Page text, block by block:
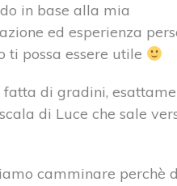
in base alla mia
ed esperienza
ti possa essere utile
fatta di gradini,
di Luce che sale
camminare perchè